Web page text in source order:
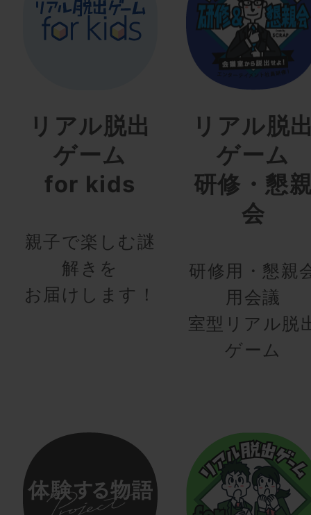
リアル脱出
ゲーム
for kids
親子で楽しむ謎
解きを
お届けします！
リアル脱
ゲーム
研修・懇
会
研修用・懇親
用会議
室型リアル脱
ゲーム